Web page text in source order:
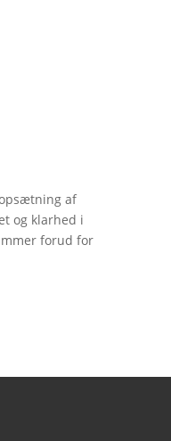
af
og klarhed i
forud for